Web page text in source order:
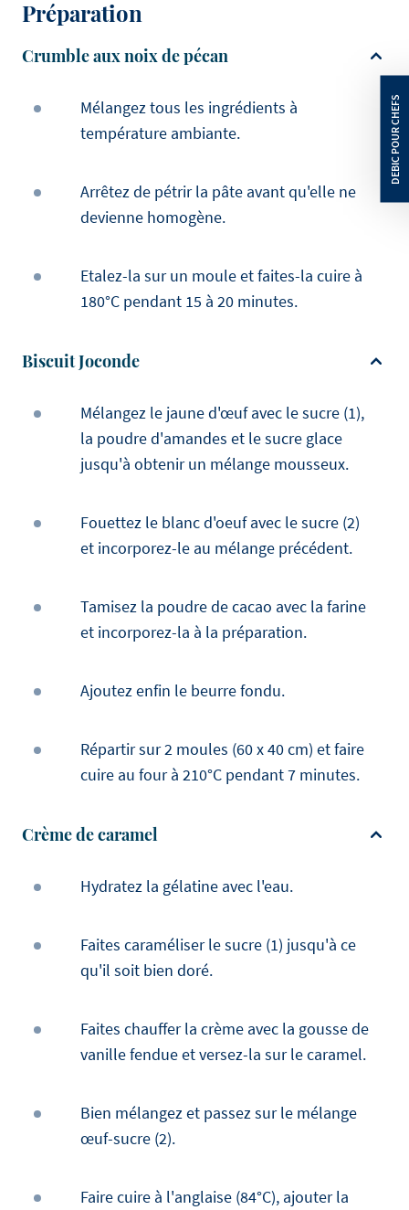
Préparation
Crumble aux noix de pécan
Mélangez tous les ingrédients à
température ambiante.
Arrêtez de pétrir la pâte avant qu'elle ne
devienne homogène.
Etalez-la sur un moule et faites-la cuire à
180°C pendant 15 à 20 minutes.
Biscuit Joconde
Mélangez le jaune d'œuf avec le sucre (1),
la poudre d'amandes et le sucre glace
jusqu'à obtenir un mélange mousseux.
Fouettez le blanc d'oeuf avec le sucre (2)
et incorporez-le au mélange précédent.
Tamisez la poudre de cacao avec la farine
et incorporez-la à la préparation.
Ajoutez enfin le beurre fondu.
Répartir sur 2 moules (60 x 40 cm) et faire
cuire au four à 210°C pendant 7 minutes.
Crème de caramel
Hydratez la gélatine avec l'eau.
Faites caraméliser le sucre (1) jusqu'à ce
qu'il soit bien doré.
Faites chauffer la crème avec la gousse de
vanille fendue et versez-la sur le caramel.
Bien mélangez et passez sur le mélange
œuf-sucre (2).
Faire cuire à l'anglaise (84°C), ajouter la